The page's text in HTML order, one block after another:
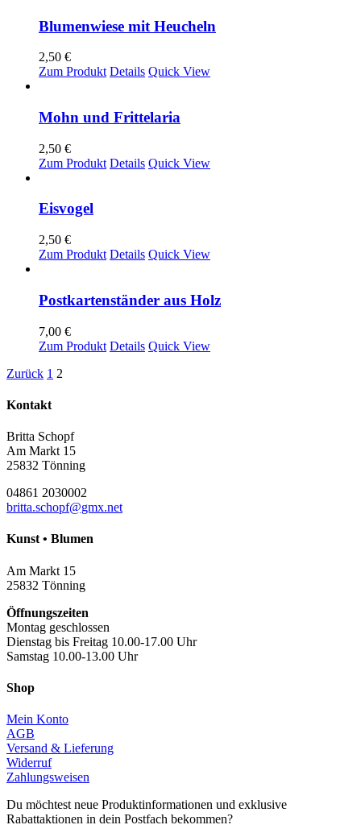
Blumenwiese mit Heucheln
2,50 €
Zum Produkt Details Quick View
Mohn und Frittelaria
2,50 €
Zum Produkt Details Quick View
Eisvogel
2,50 €
Zum Produkt Details Quick View
Postkartenständer aus Holz
7,00 €
Zum Produkt Dieses
Produktseite
Details Quick View
Zurück 1 2
Kontakt
Britta Schopf
Am Markt 15
25832 Tönning
04861 2030002
britta.schopf@gmx.net
Kunst • Blumen
Am Markt 15
25832 Tönning
Öffnungszeiten
Montag geschlossen
Dienstag bis Freitag 10.00-17.00 Uhr
Samstag 10.00-13.00 Uhr
Shop
Mein Konto
AGB
Versand & Lieferung
Widerruf
Zahlungsweisen
Du möchtest neue Produktinformationen und exklusive
Rabattaktionen in dein Postfach bekommen?